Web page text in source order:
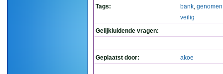
Tags:
bank, genomen
veilig
Gelijkluidende vragen:
Geplaatst door: akoe